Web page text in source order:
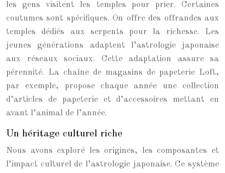
les gens visitent les temples pour prier. Certaines
coutumes sont spécifiques. On offre des offrandes aux
temples dédiés aux serpents pour la richesse. Les
jeunes générations adaptent l’astrologie japonaise
aux réseaux sociaux. Cette adaptation assure sa
pérennité. La chaîne de magasins de papeterie Loft,
par exemple, propose chaque année une collection
d’articles de papeterie et d’accessoires mettant en
avant l’animal de l’année.
Un héritage culturel riche
Nous avons exploré les origines, les composantes et
l’impact culturel de l’astrologie japonaise. Ce système